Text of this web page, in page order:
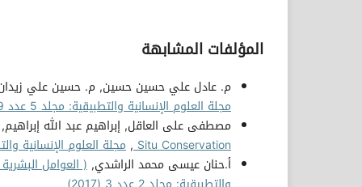
المؤلفات المشابهة
م. عادل علي حسين حسين, م. حسين علي
مجلة العلوم الإنسانية والتطبيقية: مجلد 5 عدد 9 (2020)
مصطفى على العاقل, إبراهيم عبد الله
Situ Conservation
, مجلة العلوم الإنسانية
أ.حنان عيسى محمد الراشدي, ( العوامل